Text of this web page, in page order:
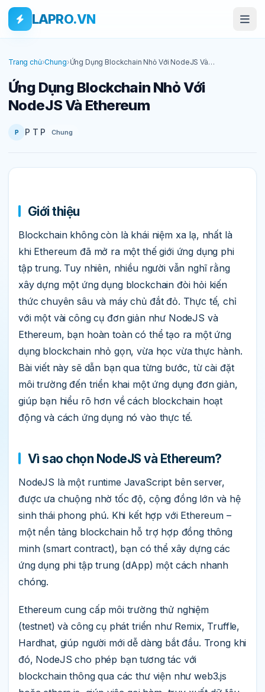
Skip to main content
Bỏ qua tới nội dung
LAPRO.VN
Trang chủ›Chung›Ứng Dụng Blockchain Nhỏ Với NodeJS Và
Ứng Dụng Blockchain Nhỏ Với
NodeJS Và Ethereum
P P T P Chung
Giới thiệu
Blockchain không còn là khái niệm xa lạ, nhất là
khi Ethereum đã mở ra một thế giới ứng dụng phi
tập trung. Tuy nhiên, nhiều người vẫn nghĩ rằng
xây dựng một ứng dụng blockchain đòi hỏi kiến
thức chuyên sâu và máy chủ đắt đỏ. Thực tế, chỉ
với một vài công cụ đơn giản như NodeJS và
Ethereum, bạn hoàn toàn có thể tạo ra một ứng
dụng blockchain nhỏ gọn, vừa học vừa thực hành.
Bài viết này sẽ dẫn bạn qua từng bước, từ cài đặt
môi trường đến triển khai một ứng dụng đơn giản,
giúp bạn hiểu rõ hơn về cách blockchain hoạt
động và cách ứng dụng nó vào thực tế.
Vì sao chọn NodeJS và Ethereum?
NodeJS là một runtime JavaScript bên server,
được ưa chuộng nhờ tốc độ, cộng đồng lớn và hệ
sinh thái phong phú. Khi kết hợp với Ethereum –
một nền tảng blockchain hỗ trợ hợp đồng thông
minh (smart contract), bạn có thể xây dựng các
ứng dụng phi tập trung (dApp) một cách nhanh
chóng.
Ethereum cung cấp môi trường thử nghiệm
(testnet) và công cụ phát triển như Remix, Truffle,
Hardhat, giúp người mới dễ dàng bắt đầu. Trong khi
đó, NodeJS cho phép bạn tương tác với
blockchain thông qua các thư viện như web3.js